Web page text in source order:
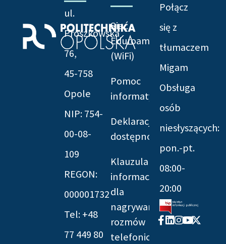
ul.
Prószkowska
76,
45-758
Opole
NIP: 754-
00-08-
109
REGON:
000001732
Tel: +48
77 449 80
Sieć
Eduroam
(WiFi)
Pomoc
informatyczna
Deklaracja
dostępności
Klauzula
informacyjna
dla
nagrywania
rozmów
telefonicznych
Połącz
się z
tłumaczem
Migam
Obsługa
osób
niesłyszących:
pon.-pt.
08:00-
20:00
Facebook-
f
Linkedin
Instagram
Youtube
X-
twitter